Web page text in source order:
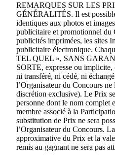
REMARQUES SUR LES
GÉNÉRALITÉS. Il est
identiques aux photos et
publicitaire et promotionnel du
publicités imprimées, les sites
publicitaire électronique.
TEL QUEL », SANS
SORTE, expresse ou
ni transféré, ni cédé, ni
l’Organisateur du Concours ne
discrétion exclusive). Le Prix
personne dont le nom complet
membre associé à la
substitution de Prix ne sera
l’Organisateur du Concours.
approximative du Prix et la
remis au gagnant ne sera pas